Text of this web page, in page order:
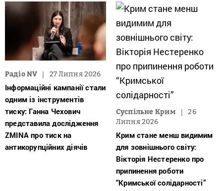
Радіо NV 27 Липня 2026
Інформаційні кампанії стали
одним із інструментів
тиску: Ганна Чехович
представила дослідження
ZMINA про тиск на
антикорупційних діячів
Суспільне Крим
26
Липня 2026
Крим стане менш видимим
для зовнішнього світу:
Вікторія Нестеренко про
припинення роботи
“Кримської солідарності”